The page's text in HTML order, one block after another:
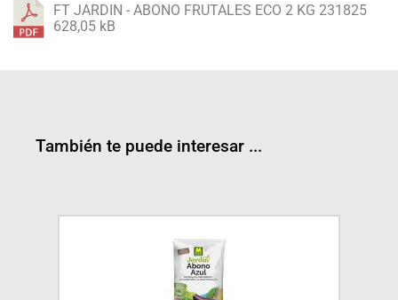
FT JARDIN - ABONO FRUTALES ECO 2 KG 231825
628,05 kB
También te puede interesar ...